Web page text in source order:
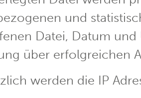
und
Datei, Datum
über erfolgreichen
werden die IP